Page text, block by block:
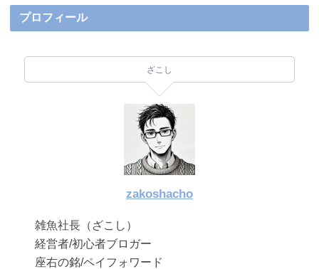
プロフィール
ざこし
zakoshacho
雑魚社長（ざこし）
経営者/初心者ブロガー
座右の銘/ペイフォワード